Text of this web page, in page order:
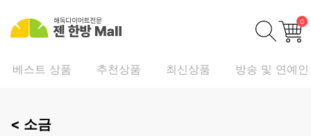
0
베스트 상품 추천상품 최신상품 방송 및 연예
< 소금